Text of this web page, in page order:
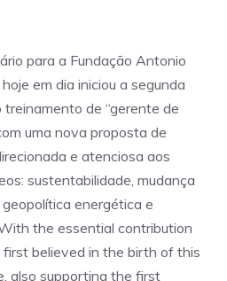
para a Fundação Antonio
em dia iniciou a segunda
de “gerente de
uma nova proposta de
e atenciosa aos
sustentabilidade, mudança
energética e
the essential contribution
believed in the birth of this
also supporting the first